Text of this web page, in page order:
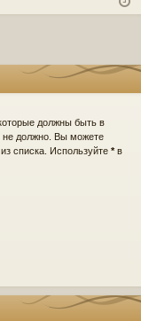
ия
должны быть в
не должно. Вы можете
списка. Используйте *в